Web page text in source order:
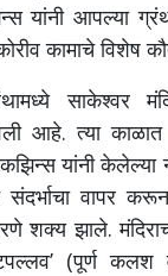
यांनी आपल्या
कामाचे
साकेश्वर
आहे. त्या
यांनी केलेल्या
वापर करून
शक्य झाले.
(पूर्ण कलश